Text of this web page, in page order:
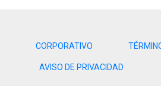
CORPORATIVO
AVISO DE PRIVACIDAD